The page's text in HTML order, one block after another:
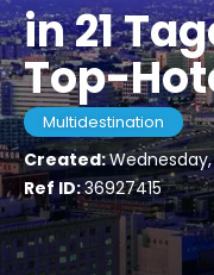
in 21
Top-
Multidestination
Created:Wednesday,
Ref ID:36927415